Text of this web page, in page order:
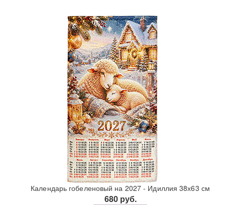
Календарь гобеленовый на 2027 - Идиллия 38х63 см
680 руб.